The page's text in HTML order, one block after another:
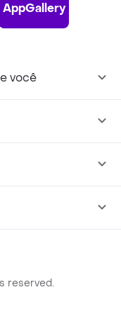
AppGallery
você
reserved.